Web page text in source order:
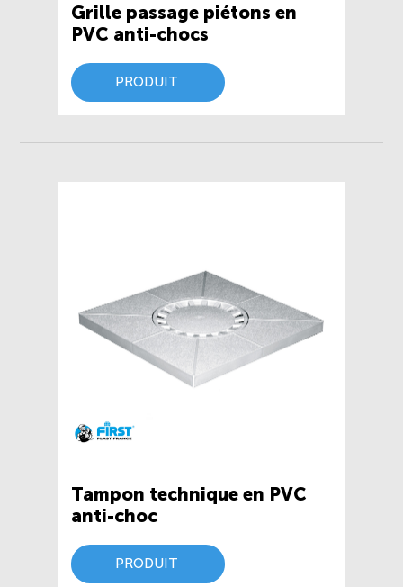
Grille passage piétons en
PVC anti-chocs
PRODUIT
Tampon technique en PVC
anti-choc
PRODUIT